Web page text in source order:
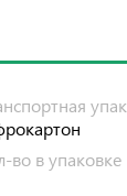
во в упаковке